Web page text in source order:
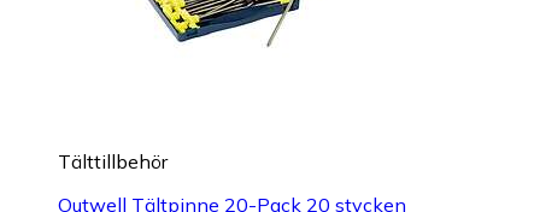
Tälttillbehör
Outwell Tältpinne 20-Pack 20 stycken